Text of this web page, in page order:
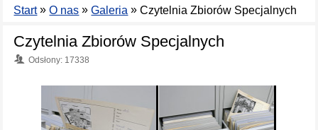
Start»O nas »Galeria »Czytelnia Zbiorów Specjalnych
Czytelnia Zbiorów Specjalnych
Odsłony: 17338